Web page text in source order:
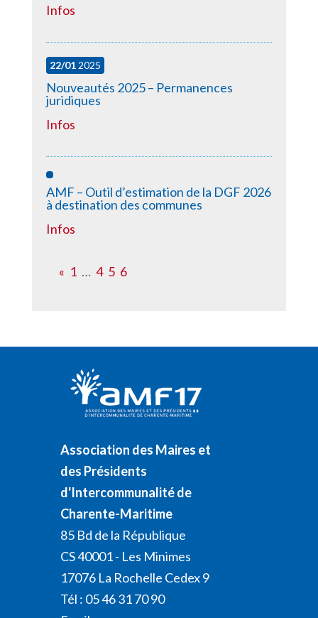
Infos
22/012025
Nouveautés 2025 – Permanences
juridiques
Infos
AMF – Outil d’estimation de la DGF 2026
à destination des communes
Infos
« 1 … 4 5 6
Association des Maires et
des Présidents
d'Intercommunalité de
Charente-Maritime
85 Bd de la République
CS 40001 - Les Minimes
17076 La Rochelle Cedex 9
Tél : 05 46 31 70 90